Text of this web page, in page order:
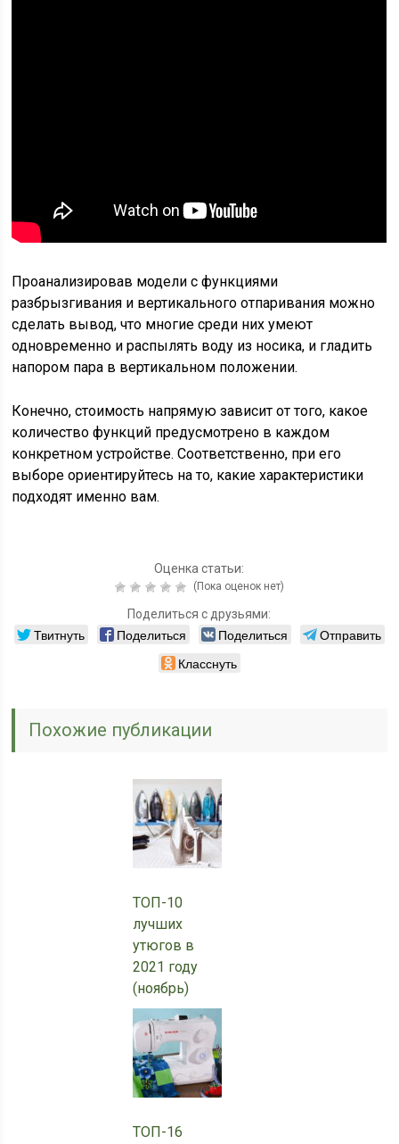
Проанализировав модели с функциями
разбрызгивания и вертикального отпаривания можно
сделать вывод, что многие среди них умеют
одновременно и распылять воду из носика, и гладить
напором пара в вертикальном положении.
Конечно, стоимость напрямую зависит от того, какое
количество функций предусмотрено в каждом
конкретном устройстве. Соответственно, при его
выборе ориентируйтесь на то, какие характеристики
подходят именно вам.
Оценка статьи:
(Пока оценок нет)
Поделиться с друзьями:
Твитнуть Поделиться Поделиться
Отправить
Класснуть
Похожие публикации
ТОП-10
лучших
утюгов в
2021 году
(ноябрь)
ТОП-16